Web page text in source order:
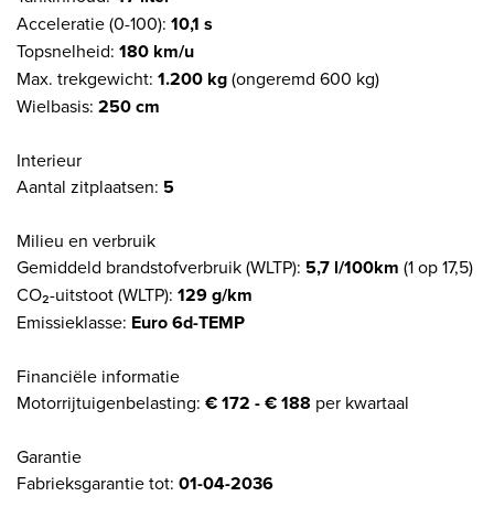
Acceleratie (0-100): 10,1 s
Topsnelheid: 180 km/u
Max. trekgewicht: 1.200 kg(ongeremd 600 kg)
Wielbasis: 250 cm
Interieur
Aantal zitplaatsen: 5
Milieu en verbruik
Gemiddeld brandstofverbruik (WLTP): 5,7 l/100km (1 op 17,5)
CO₂-uitstoot (WLTP): 129 g/km
Emissieklasse: Euro 6d-TEMP
Financiële informatie
Motorrijtuigenbelasting: € 172 - € 188 per kwartaal
Garantie
Fabrieksgarantie tot: 01-04-2036